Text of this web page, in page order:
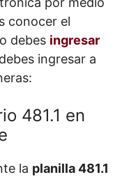
conocer el
debes ingresar
ingresar a
481.1 en
la planilla 481.1